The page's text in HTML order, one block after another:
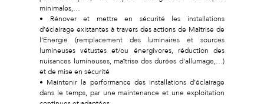
minimales,…
• Rénover et mettre en sécurité les installations
d’éclairage existantes à travers des actions de Maîtrise de
l’Energie (remplacement des luminaires et sources
lumineuses vétustes et/ou énergivores, réduction des
nuisances lumineuses, maîtrise des durées d’allumage,…)
et de mise en sécurité
• Maintenir la performance des installations d’éclairage
dans le temps, par une maintenance et une exploitation